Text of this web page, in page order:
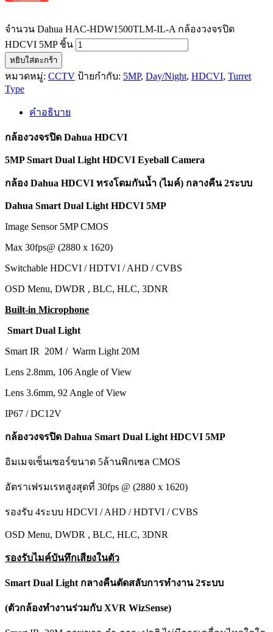
จำนวน Dahua HAC-HDW1500TLM-IL-A กล้องวงจรปิด
HDCVI 5MP ชิ้น
หยิบใส่ตะกร้า
หมวดหมู่: CCTV ป้ายกำกับ: 5MP, Day/Night, HDCVI, Turret
Type
คำอธิบาย
กล้องวงจรปิด Dahua HDCVI
5MP Smart Dual Light HDCVI Eyeball Camera
กล้อง Dahua HDCVI ทรงโดมกันน้ำ (ไมค์) กลางคืน 2ระบบ
Dahua Smart Dual Light HDCVI 5MP
Image Sensor 5MP CMOS
Max 30fps@ (2880 x 1620)
Switchable HDCVI / HDTVI / AHD / CVBS
OSD Menu, DWDR , BLC, HLC, 3DNR
Built-in Microphone
Smart Dual Light
Smart IR 20M / Warm Light 20M
Lens 2.8mm, 106 Angle of View
Lens 3.6mm, 92 Angle of View
IP67 / DC12V
กล้องวงจรปิด Dahua Smart Dual Light HDCVI 5MP
อิมเมจเซ็นเซอร์ขนาด 5ล้านพิกเซล CMOS
อัตราเฟรมเรทสูงสุดที่ 30fps @ (2880 x 1620)
รองรับ 4ระบบ HDCVI / AHD / HDTVI / CVBS
OSD Menu, DWDR , BLC, HLC, 3DNR
รองรับไมค์บันทึกเสียงในตัว
Smart Dual Light กลางคืนตัดสลับการทำงาน 2ระบบ
(ตัวกล้องทำงานร่วมกับ XVR WizSense)